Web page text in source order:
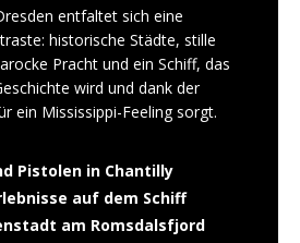
entfaltet sich eine
historische Städte, stille
Pracht und ein Schiff, das
wird und dank der
ein Mississippi-Feeling sorgt.
Pistolen in Chantilly
auf dem Schiff
am Romsdalsfjord